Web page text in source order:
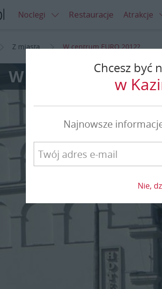
Noclegi Restauracje Atrakcje
Z miasta W centrum EURO 2012?
W centrum EURO
Chcesz być
w
Najnowsze
Nie,